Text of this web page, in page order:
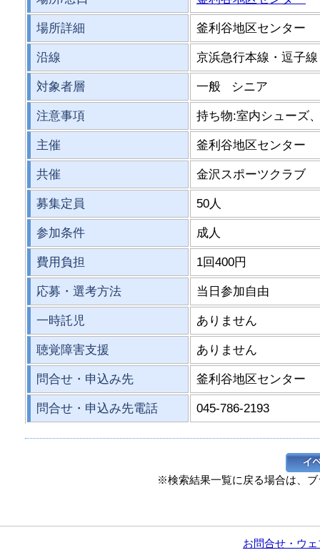
場所詳細 釜利谷地区センター
沿線 京浜急行本線・逗
対象者層 一般 シニア
注意事項 持ち物:室内シューズ
主催 釜利谷地区センター
共催 金沢スポーツクラブ
募集定員 50人
参加条件 成人
費用負担 1回400円
応募・選考方法 当日参加自由
一時託児 ありません
聴覚障害支援 ありません
問合せ・申込み先 釜利谷地区センター
問合せ・申込み先電話 045-786-2193
※検索結果一覧に戻る場合は、
お問合せ・ウ